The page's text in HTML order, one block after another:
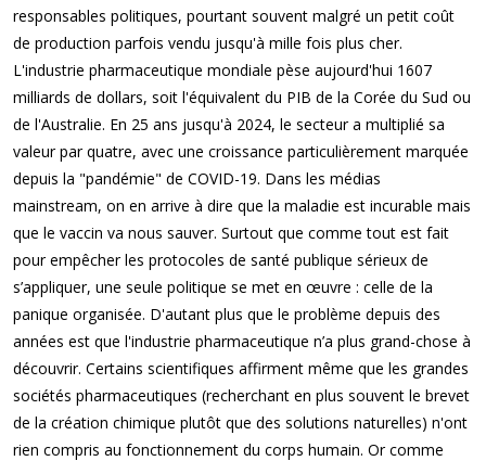
responsables politiques, pourtant souvent malgré un petit coût
de production parfois vendu jusqu'à mille fois plus cher.
L'industrie pharmaceutique mondiale pèse aujourd'hui 1607
milliards de dollars, soit l'équivalent du PIB de la Corée du Sud ou
de l'Australie. En 25 ans jusqu'à 2024, le secteur a multiplié sa
valeur par quatre, avec une croissance particulièrement marquée
depuis la "pandémie" de COVID-19. Dans les médias
mainstream, on en arrive à dire que la maladie est incurable mais
que le vaccin va nous sauver. Surtout que comme tout est fait
pour empêcher les protocoles de santé publique sérieux de
s’appliquer, une seule politique se met en œuvre : celle de la
panique organisée. D'autant plus que le problème depuis des
années est que l'industrie pharmaceutique n’a plus grand-chose à
découvrir. Certains scientifiques affirment même que les grandes
sociétés pharmaceutiques (recherchant en plus souvent le brevet
de la création chimique plutôt que des solutions naturelles) n'ont
rien compris au fonctionnement du corps humain. Or comme